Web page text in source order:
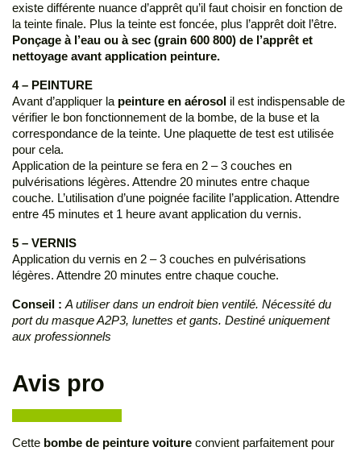
existe différente nuance d’apprêt qu’il faut choisir en fonction de
la teinte finale. Plus la teinte est foncée, plus l’apprêt doit l’être.
Ponçage à l’eau ou à sec (grain 600 800) de l’apprêt et
nettoyage avant application peinture.
4 – PEINTURE
Avant d’appliquer la peinture en aérosol il est indispensable de
vérifier le bon fonctionnement de la bombe, de la buse et la
correspondance de la teinte. Une plaquette de test est utilisée
pour cela.
Application de la peinture se fera en 2 – 3 couches en
pulvérisations légères. Attendre 20 minutes entre chaque
couche. L’utilisation d’une poignée facilite l’application. Attendre
entre 45 minutes et 1 heure avant application du vernis.
5 – VERNIS
Application du vernis en 2 – 3 couches en pulvérisations
légères. Attendre 20 minutes entre chaque couche.
Conseil :A utiliser dans un endroit bien ventilé. Nécessité du
port du masque A2P3, lunettes et gants. Destiné uniquement
aux professionnels
Avis pro
Cette bombe de peinture voiture convient parfaitement pour